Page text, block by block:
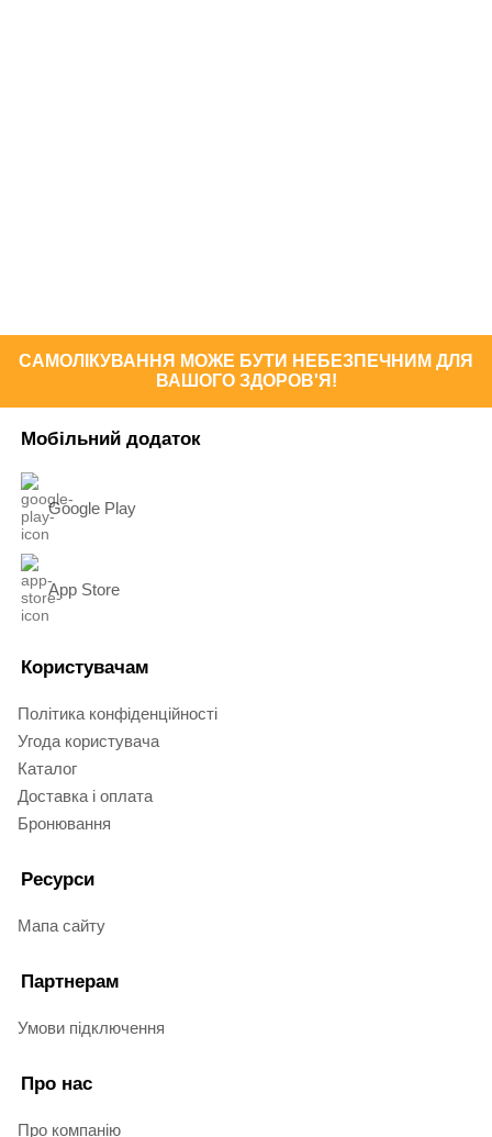
САМОЛІКУВАННЯ МОЖЕ БУТИ НЕБЕЗПЕЧНИМ ДЛЯ
ВАШОГО ЗДОРОВ'Я!
Мобільний додаток
Google Play
App Store
Користувачам
Політика конфіденційності
Угода користувача
Каталог
Доставка і оплата
Бронювання
Ресурси
Мапа сайту
Партнерам
Умови підключення
Про нас
Про компанію